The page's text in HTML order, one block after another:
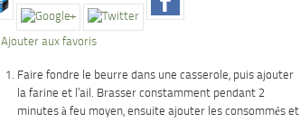
Ajouter aux favoris
Faire fondre le beurre dans une casserole, puis ajouter
la farine et l’ail. Brasser constamment pendant 2
minutes à feu moyen, ensuite ajouter les consommés et